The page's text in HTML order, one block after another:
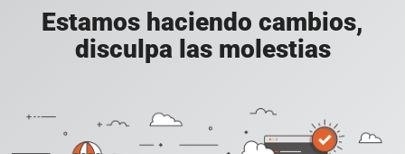
Estamos haciendo cambios,
disculpa las molestias